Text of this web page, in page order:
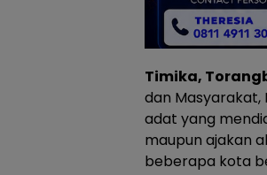
Timika,
dan Masyarakat,
adat yang
maupun ajakan
beberapa kota